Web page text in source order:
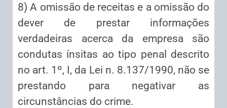
8) A omissão de receitas e a omissão do
dever de prestar informações
verdadeiras acerca da empresa são
condutas ínsitas ao tipo penal descrito
no art. 1º, I, da Lei n. 8.137/1990, não se
prestando para negativar as
circunstâncias do crime.